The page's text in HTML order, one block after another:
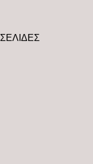
ΣΕΛΙΔΕΣ